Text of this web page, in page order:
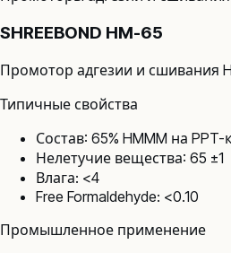
SHREEBOND HM-65
Промотор адгезии и сшивания
Типичные свойства
Состав: 65% HMMM на
Нелетучие вещества: 65 ±1
Влага: <4
Free Formaldehyde: <0.10
Промышленное применение